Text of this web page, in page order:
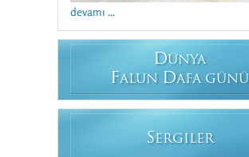
devamı ...
DÜNYA
FALUN DAFA GÜNÜ
SERGILER